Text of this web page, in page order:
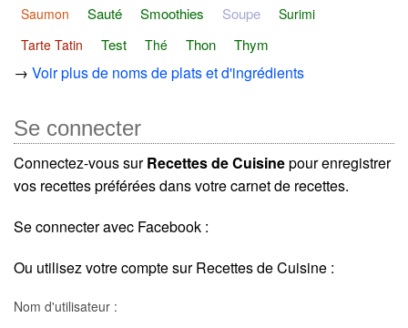
Saumon
Sauté Smoothies Soupe
Surimi
Tarte Tatin
Test Thé Thon Thym
→ Voir plus de noms de plats et d'ingrédients
Se connecter
Connectez-vous surRecettes de Cuisinepour enregistrer
vos recettes préférées dans votre carnet de recettes.
Se connecter avec Facebook :
Ou utilisez votre compte sur Recettes de Cuisine :
Nom d'utilisateur :